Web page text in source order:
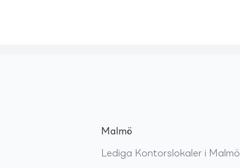
Malmö
Lediga Kontorslokaler i Malmö